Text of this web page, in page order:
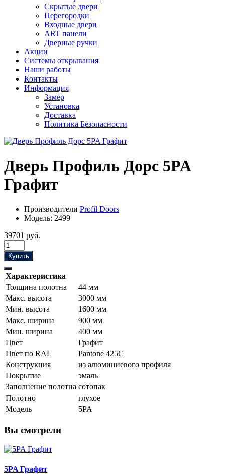
Скрытые двери
Перегородки
Входные двери
ART панели
Дверные ручки
Акции
Системы открывания
Наши работы
Контакты
Информация
Замер
Установка
Доставка
Политика Безопасности
Дверь Профиль Дорс 5PA
Графит
Производители Profil Doors
Модель: 2499
39701 руб.
Купить
Характеристика
Толщина полотна
44 мм
Макс. высота
3000 мм
Мин. высота
1600 мм
Макс. ширина
900 мм
Мин. ширина
400 мм
Цвет
Графит
Цвет по RAL
Pantone 425С
Конструкция
из алюминиевого профиля
Покрытие
эмаль
Заполнение полотна сотопак
Полотно
глухое
Модель
5PA
Вы смотрели
5PA Графит